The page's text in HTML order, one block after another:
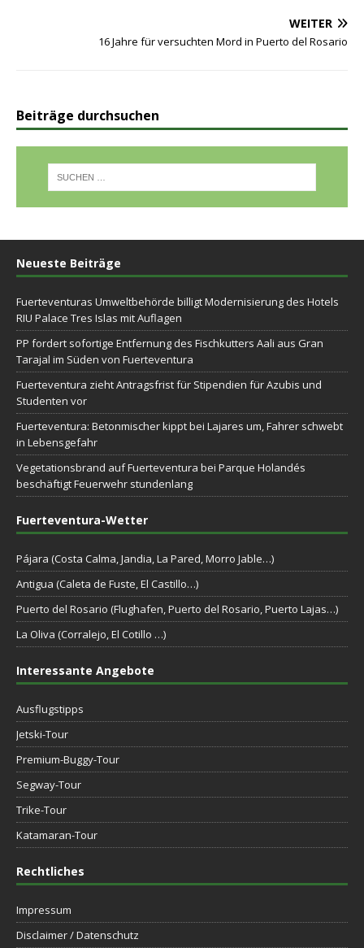
WEITER
16 Jahre für versuchten Mord in Puerto del Rosario
Beiträge durchsuchen
Neueste Beiträge
Fuerteventuras Umweltbehörde billigt Modernisierung des Hotels
RIU Palace Tres Islas mit Auflagen
PP fordert sofortige Entfernung des Fischkutters Aali aus Gran
Tarajal im Süden von Fuerteventura
Fuerteventura zieht Antragsfrist für Stipendien für Azubis und
Studenten vor
Fuerteventura: Betonmischer kippt bei Lajares um, Fahrer schwebt
in Lebensgefahr
Vegetationsbrand auf Fuerteventura bei Parque Holandés
beschäftigt Feuerwehr stundenlang
Fuerteventura-Wetter
Pájara (Costa Calma, Jandia, La Pared, Morro Jable…)
Antigua (Caleta de Fuste, El Castillo…)
Puerto del Rosario (Flughafen, Puerto del Rosario, Puerto Lajas…)
La Oliva (Corralejo, El Cotillo …)
Interessante Angebote
Ausflugstipps
Jetski-Tour
Premium-Buggy-Tour
Segway-Tour
Trike-Tour
Katamaran-Tour
Rechtliches
Impressum
Disclaimer / Datenschutz